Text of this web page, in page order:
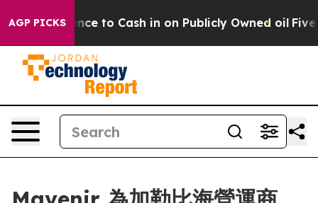
AGP PICKS
Chance to Cash in on Publicly Owned oil Five